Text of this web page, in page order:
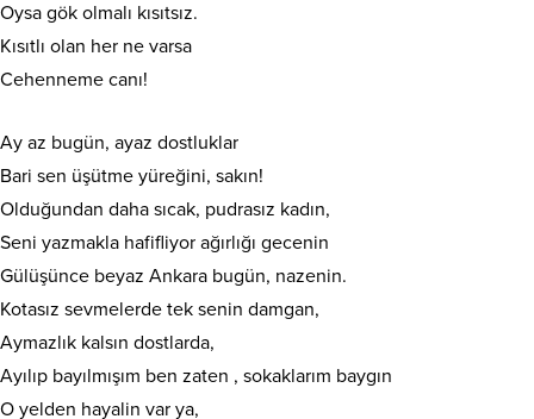
Oysa gök olmalı kısıtsız.
Kısıtlı olan her ne varsa
Cehenneme canı!
Ay az bugün, ayaz dostluklar
Bari sen üşütme yüreğini, sakın!
Olduğundan daha sıcak, pudrasız kadın,
Seni yazmakla hafifliyor ağırlığı gecenin
Gülüşünce beyaz Ankara bugün, nazenin.
Kotasız sevmelerde tek senin damgan,
Aymazlık kalsın dostlarda,
Ayılıp bayılmışım ben zaten , sokaklarım baygın
O yelden hayalin var ya,